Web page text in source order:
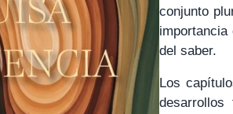
conjunto
del saber.
Los